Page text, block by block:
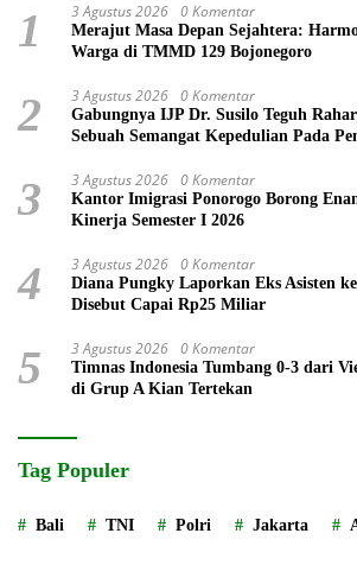
1 3 Agustus 2026 0 Komentar
Merajut Masa Depan Sejahtera:
Warga di TMMD 129 Bojonegoro
2 3 Agustus 2026 0 Komentar
Gabungnya IJP Dr. Susilo Teguh
Sebuah Semangat Kepedulian Pada
3 3 Agustus 2026 0 Komentar
Kantor Imigrasi Ponorogo Borong
Kinerja Semester I 2026
4 3 Agustus 2026 0 Komentar
Diana Pungky Laporkan Eks Asisten
Disebut Capai Rp25 Miliar
5 3 Agustus 2026 0 Komentar
Timnas Indonesia Tumbang 0-3 dari
di Grup A Kian Tertekan
Tag Populer
Bali TNI Polri Jakarta